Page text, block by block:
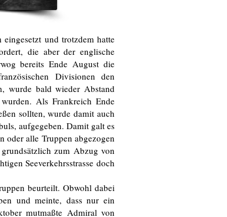
und trotzdem hatte
die aber der englische
bereits Ende August die
Divisionen den
wurde bald wieder Abstand
Als Frankreich Ende
sollten, wurde damit auch
aufgegeben. Damit galt es
oder alle Truppen abgezogen
zum Abzug von
Seeverkehrsstrasse doch
beurteilt. Obwohl dabei
und meinte, dass nur ein
mutmaßte Admiral von